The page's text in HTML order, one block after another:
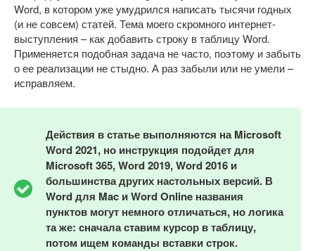
Word, в котором уже умудрился написать тысячи годных
(и не совсем) статей. Тема моего скромного интернет-
выступления – как добавить строку в таблицу Word.
Применяется подобная задача не часто, поэтому и забыть
о ее реализации не стыдно. А раз забыли или не умели –
исправляем.
Действия в статье выполняются на Microsoft
Word 2021, но инструкция подойдет для
Microsoft 365, Word 2019, Word 2016 и
большинства других настольных версий. В
Word для Mac и Word Online названия
пунктов могут немного отличаться, но логика
та же: сначала ставим курсор в таблицу,
потом ищем команды вставки строк.